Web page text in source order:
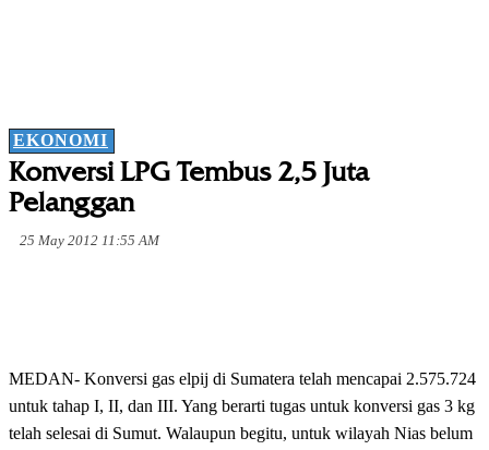
EKONOMI
Konversi LPG Tembus 2,5 Juta
Pelanggan
25 May 2012 11:55 AM
MEDAN- Konversi gas elpij di Sumatera telah mencapai 2.575.724
untuk tahap I, II, dan III. Yang berarti tugas untuk konversi gas 3 kg
telah selesai di Sumut. Walaupun begitu, untuk wilayah Nias belum